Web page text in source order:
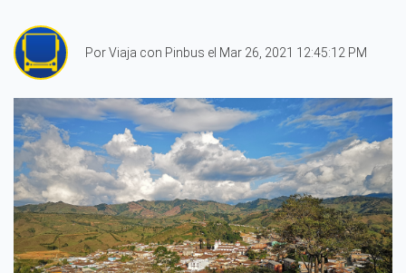
Por Viaja con Pinbus el Mar 26, 2021 12:45:12 PM